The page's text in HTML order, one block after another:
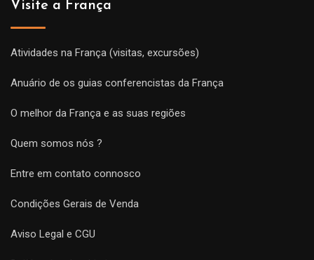
Visite a França
Atividades na França (visitas, excursões)
Anuário de os guias conferencistas da França
O melhor da França e as suas regiões
Quem somos nós ?
Entre em contato connosco
Condições Gerais de Venda
Aviso Legal e CGU